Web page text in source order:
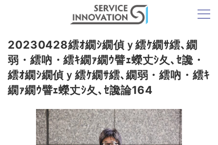
20230428繧ｵ繝ｼ繝偵ｙ繧ｹ繝ｻ繧､繝
弱・繧吶・繧ｷ繝ｧ繝ｳ譬ｪ蠑丈ｼ夂､ｾ讒・
繧ｵ繝ｼ繝偵ｙ繧ｹ繝ｻ繧､繝弱・繧吶・繧ｷ
繝ｧ繝ｳ譬ｪ蠑丈ｼ夂､ｾ讒論164